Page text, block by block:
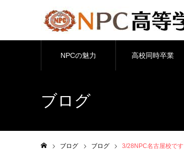
NPCの魅力 高校同時卒業
ブログ
ブログ ブログ 3/28NPC名古屋校です